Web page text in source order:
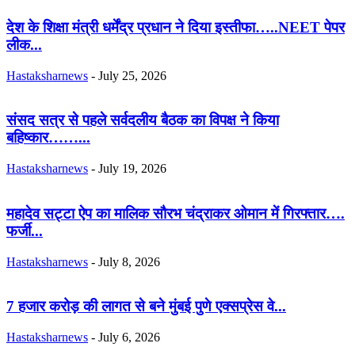
देश के शिक्षा मंत्री धर्मेंद्र प्रधान ने दिया इस्तीफा…..NEET पेपर
लीक...
Hastaksharnews - July 25, 2026
संसद सत्र से पहले सर्वदलीय बैठक का विपक्ष ने किया
बहिष्कार……...
Hastaksharnews - July 19, 2026
महादेव सट्टा ऐप का मालिक सौरभ चंद्राकर ओमान में गिरफ्तार….
फर्जी...
Hastaksharnews - July 8, 2026
7 हजार करोड़ की लागत से बने मुंबई पुणे एक्सप्रेस वे...
Hastaksharnews - July 6, 2026